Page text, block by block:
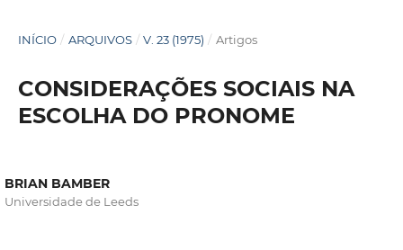
INÍCIO / ARQUIVOS / V. 23 (1975) / Artigos
CONSIDERAÇÕES SOCIAIS NA
ESCOLHA DO PRONOME
BRIAN BAMBER
Universidade de Leeds